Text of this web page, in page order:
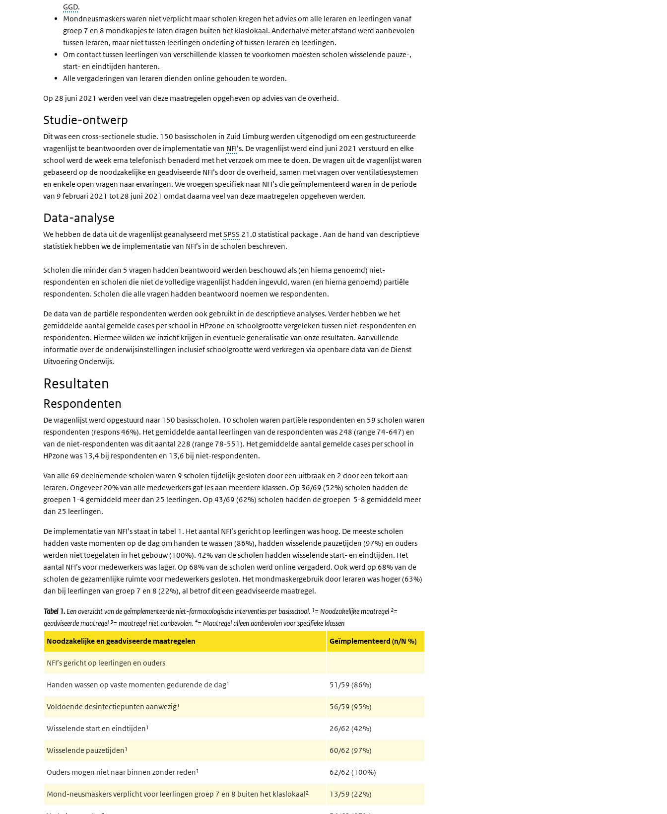
GGD.
Mondneusmaskers waren niet verplicht maar scholen kregen het advies om alle leraren en leerlingen vanaf
groep 7 en 8 mondkapjes te laten dragen buiten het klaslokaal. Anderhalve meter afstand werd aanbevolen
tussen leraren, maar niet tussen leerlingen onderling of tussen leraren en leerlingen.
Om contact tussen leerlingen van verschillende klassen te voorkomen moesten scholen wisselende pauze-,
start- en eindtijden hanteren.
Alle vergaderingen van leraren dienden online gehouden te worden.
Op 28 juni 2021 werden veel van deze maatregelen opgeheven op advies van de overheid.
Studie-ontwerp
Dit was een cross-sectionele studie. 150 basisscholen in Zuid Limburg werden uitgenodigd om een gestructureerde
vragenlijst te beantwoorden over de implementatie van NFI’s. De vragenlijst werd eind juni 2021 verstuurd en elke
school werd de week erna telefonisch benaderd met het verzoek om mee te doen. De vragen uit de vragenlijst waren
gebaseerd op de noodzakelijke en geadviseerde NFI’s door de overheid, samen met vragen over ventilatiesystemen
en enkele open vragen naar ervaringen. We vroegen specifiek naar NFI’s die geïmplementeerd waren in de periode
van 9 februari 2021 tot 28 juni 2021 omdat daarna veel van deze maatregelen opgeheven werden.
Data-analyse
We hebben de data uit de vragenlijst geanalyseerd metSPSS 21.0 statistical package . Aan de hand van descriptieve
statistiek hebben we de implementatie van NFI’s in de scholen beschreven.
Scholen die minder dan 5 vragen hadden beantwoord werden beschouwd als (en hierna genoemd) niet-
respondenten en scholen die niet de volledige vragenlijst hadden ingevuld, waren (en hierna genoemd) partiële
respondenten. Scholen die alle vragen hadden beantwoord noemen we respondenten.
De data van de partiële respondenten werden ook gebruikt in de descriptieve analyses. Verder hebben we het
gemiddelde aantal gemelde cases per school in HPzone en schoolgrootte vergeleken tussen niet-respondenten en
respondenten. Hiermee wilden we inzicht krijgen in eventuele generalisatie van onze resultaten. Aanvullende
informatie over de onderwijsinstellingen inclusief schoolgrootte werd verkregen via openbare data van de Dienst
Uitvoering Onderwijs.
Resultaten
Respondenten
De vragenlijst werd opgestuurd naar 150 basisscholen. 10 scholen waren partiële respondenten en 59 scholen waren
respondenten (respons 46%). Het gemiddelde aantal leerlingen van de respondenten was 248 (range 74-647) en
van de niet-respondenten was dit aantal 228 (range 78-551). Het gemiddelde aantal gemelde cases per school in
HPzone was 13,4 bij respondenten en 13,6 bij niet-respondenten.
Van alle 69 deelnemende scholen waren 9 scholen tijdelijk gesloten door een uitbraak en 2 door een tekort aan
leraren. Ongeveer 20% van alle medewerkers gaf les aan meerdere klassen. Op 36/69 (52%) scholen hadden de
groepen 1-4 gemiddeld meer dan 25 leerlingen. Op 43/69 (62%) scholen hadden de groepen 5-8 gemiddeld meer
dan 25 leerlingen.
De implementatie van NFI’s staat in tabel 1. Het aantal NFI’s gericht op leerlingen was hoog. De meeste scholen
hadden vaste momenten op de dag om handen te wassen (86%), hadden wisselende pauzetijden (97%) en ouders
werden niet toegelaten in het gebouw (100%). 42% van de scholen hadden wisselende start- en eindtijden. Het
aantal NFI’s voor medewerkers was lager. Op 68% van de scholen werd online vergaderd. Ook werd op 68% van de
scholen de gezamenlijke ruimte voor medewerkers gesloten. Het mondmaskergebruik door leraren was hoger (63%)
dan bij leerlingen van groep 7 en 8 (22%), al betrof dit een geadviseerde maatregel.
Tabel 1. Een overzicht van de geïmplementeerde niet-farmacologische interventies per basisschool. ¹= Noodzakelijke maatregel ²=
geadviseerde maatregel ³= maatregel niet aanbevolen. ⁴= Maatregel alleen aanbevolen voor specifieke klassen
Noodzakelijke en geadviseerde maatregelen
Geïmplementeerd (n/N %)
NFI’s gericht op leerlingen en ouders
Handen wassen op vaste momenten gedurende de dag¹ 51/59 (86%)
Voldoende desinfectiepunten aanwezig¹ 56/59 (95%)
Wisselende start en eindtijden¹ 26/62 (42%)
Wisselende pauzetijden¹ 60/62 (97%)
Ouders mogen niet naar binnen zonder reden¹ 62/62 (100%)
Mond-neusmaskers verplicht voor leerlingen groep 7 en 8 buiten het klaslokaal² 13/59 (22%)